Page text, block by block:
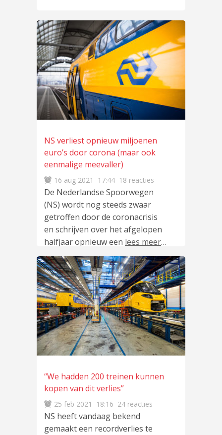
NS verliest opnieuw miljoenen
euro’s door corona (maar ook
eenmalige meevaller)
16 aug 2021 17:44 18 reacties
De Nederlandse Spoorwegen
(NS) wordt nog steeds zwaar
getroffen door de coronacrisis
en schrijven over het afgelopen
halfjaar opnieuw een lees meer…
“We hadden 200 treinen kunnen
kopen van dit verlies”
25 feb 2021 18:16 24 reacties
NS heeft vandaag bekend
gemaakt een recordverlies te